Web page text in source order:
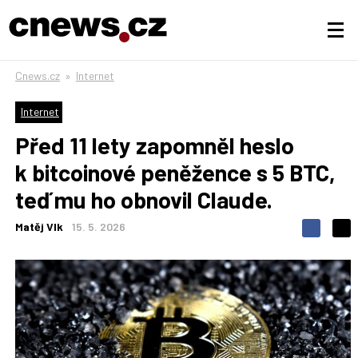
Cnews.cz » Internet
Internet
Před 11 lety zapomněl heslo
k bitcoinové peněžence s 5 BTC,
teď mu ho obnovil Claude.
Matěj Vlk 15. 5. 2026
S
d
í
l
e
t
S
í
l
e
j
t
e
n
a
í
l
e
j
t
e
n
a